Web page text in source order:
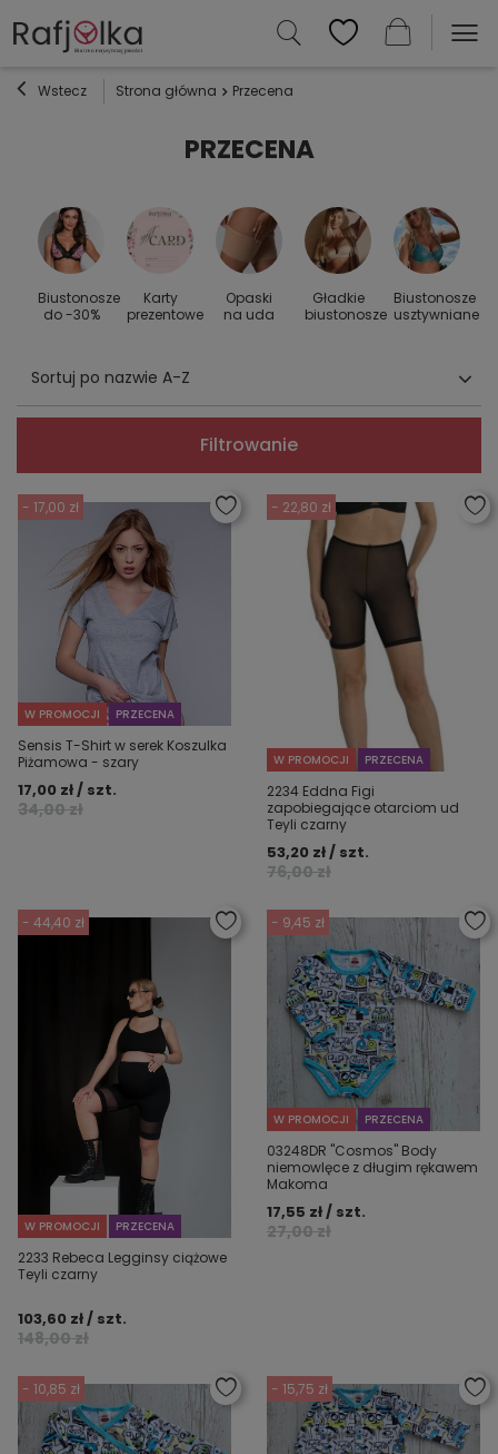
Wstecz Strona główna Przecena
PRZECENA
Biustonosze
do -30%
Karty
prezentowe
Opaski
na uda
Gładkie
biustonosze
Biustonosze
usztywniane
Sortuj po nazwie A-Z
Filtrowanie
- 17,00 zł
W PROMOCJI PRZECENA
Sensis T-Shirt w serek Koszulka
Piżamowa - szary
34,00 zł
17,00 zł / szt.
- 22,80 zł
W PROMOCJI PRZECENA
2234 Eddna Figi
zapobiegające otarciom ud
Teyli czarny
76,00 zł
53,20 zł / szt.
- 44,40 zł
W PROMOCJI PRZECENA
2233 Rebeca Legginsy ciążowe
Teyli czarny
148,00 zł
103,60 zł / szt.
- 9,45 zł
W PROMOCJI PRZECENA
03248DR "Cosmos" Body
niemowlęce z długim rękawem
Makoma
27,00 zł
17,55 zł / szt.
- 10,85 zł - 15,75 zł